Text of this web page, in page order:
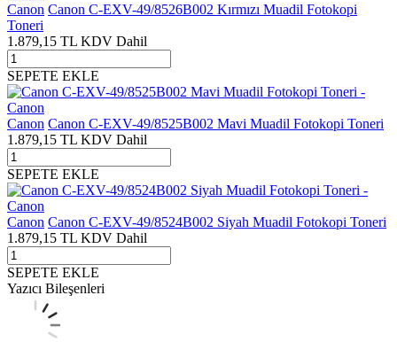
Canon Canon C-EXV-49/8526B002 Kırmızı Muadil Fotokopi
Toneri
1.879,15 TL KDV Dahil
SEPETE EKLE
Canon Canon C-EXV-49/8525B002 Mavi Muadil Fotokopi Toneri
1.879,15 TL KDV Dahil
SEPETE EKLE
Canon Canon C-EXV-49/8524B002 Siyah Muadil Fotokopi Toneri
1.879,15 TL KDV Dahil
SEPETE EKLE
Yazıcı Bileşenleri